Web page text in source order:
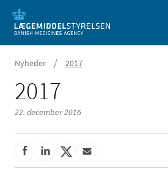
Nyheder / 2017
2017
22. december 2016